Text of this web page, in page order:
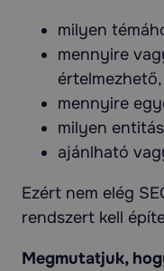
milyen
mennyire
értelmezhető,
mennyire
milyen
ajánlható
Ezért nem elég
rendszert kell
Megmutatjuk,